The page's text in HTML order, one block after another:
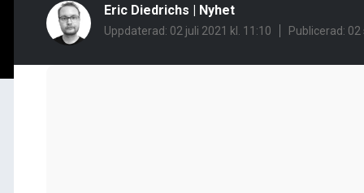
Eric Diedrichs | Nyhet
Uppdaterad: 02 juli 2021 kl. 11:10 Publicerad: 02